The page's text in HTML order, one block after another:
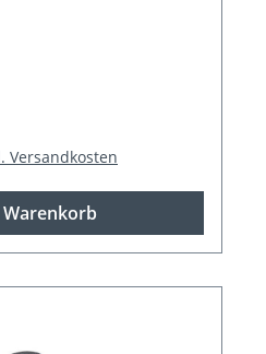
Versandkosten